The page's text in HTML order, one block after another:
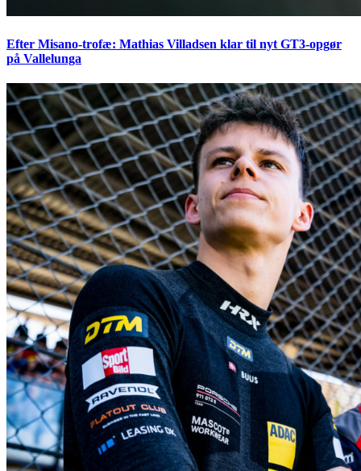
Efter Misano-trofæ: Mathias Villadsen klar til nyt GT3-opgør
på Vallelunga